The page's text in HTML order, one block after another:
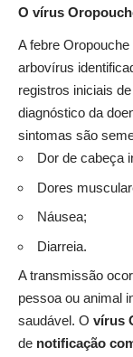
O vírus
A febre
arbovírus
registros iniciais
diagnóstico da
sintomas são
Dor de cabeça
Dores
Náusea;
Diarreia.
A transmissão
pessoa ou animal
saudável. O vírus
de notificação